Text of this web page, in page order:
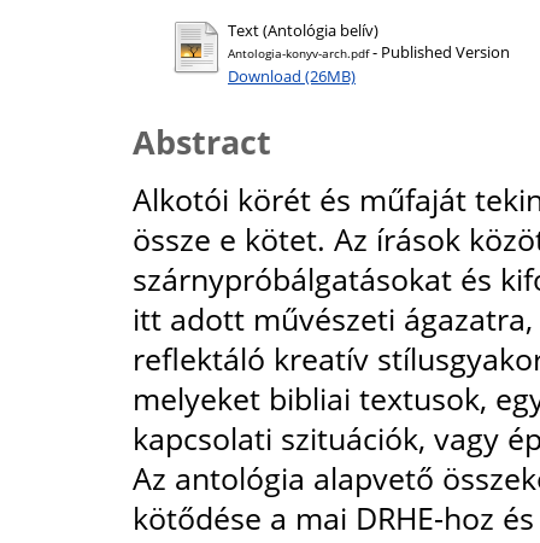
Text (Antológia belív)
Antologia-konyv-arch.pdf- Published Version
Download (26MB)
Abstract
Alkotói körét és műfaját
össze e kötet. Az írások
szárnypróbálgatásokat és
itt adott művészeti
reflektáló kreatív
melyeket bibliai textusok,
kapcsolati szituációk, vagy
Az antológia alapvető
kötődése a mai DRHE-hoz